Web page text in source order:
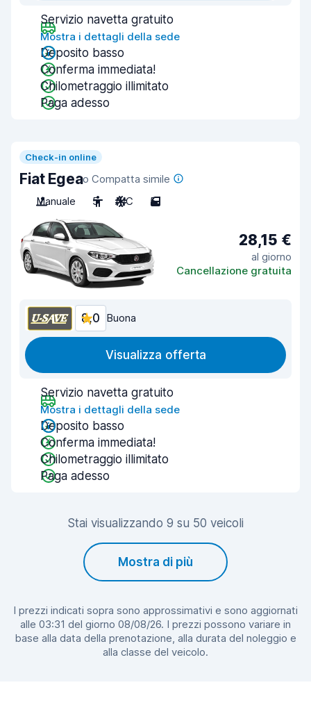
Servizio navetta gratuito
Mostra i dettagli della sede
Deposito basso
Conferma immediata!
Chilometraggio illimitato
Paga adesso
Check-in online
Fiat Egeao Compatta simile
Manuale
5 A/C 5
28,15 €
al giorno
Cancellazione gratuita
8,0 Buona
Visualizza offerta
Servizio navetta gratuito
Mostra i dettagli della sede
Deposito basso
Conferma immediata!
Chilometraggio illimitato
Paga adesso
Stai visualizzando 9 su 50 veicoli
Mostra di più
I prezzi indicati sopra sono approssimativi e sono aggiornati
alle 03:31 del giorno 08/08/26. I prezzi possono variare in
base alla data della prenotazione, alla durata del noleggio e
alla classe del veicolo.